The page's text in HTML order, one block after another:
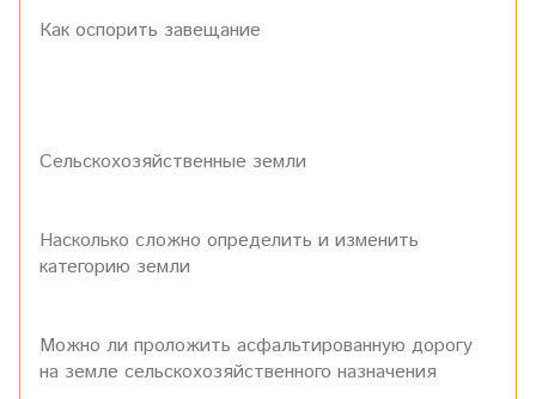
Как оспорить завещание
Сельскохозяйственные земли
Насколько сложно определить и изменить
категорию земли
Можно ли проложить асфальтированную дорогу
на земле сельскохозяйственного назначения